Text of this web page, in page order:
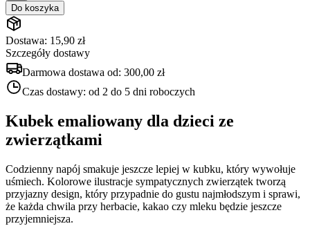
Do koszyka
Dostawa: 15,90 zł
Szczegóły dostawy
Darmowa dostawa od: 300,00 zł
Czas dostawy: od 2 do 5 dni roboczych
Kubek emaliowany dla dzieci ze
zwierzątkami
Codzienny napój smakuje jeszcze lepiej w kubku, który wywołuje
uśmiech. Kolorowe ilustracje sympatycznych zwierzątek tworzą
przyjazny design, który przypadnie do gustu najmłodszym i sprawi,
że każda chwila przy herbacie, kakao czy mleku będzie jeszcze
przyjemniejsza.